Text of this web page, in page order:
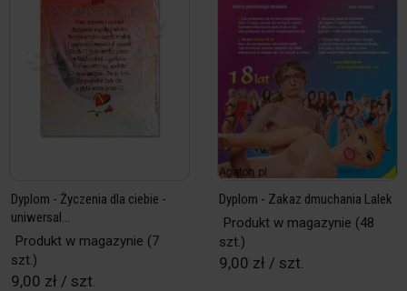
Dyplom - Życzenia dla ciebie -
uniwersal...
Produkt w magazynie (7
szt.)
9,00 zł / szt.
Dyplom - Zakaz dmuchania Lalek
Produkt w magazynie (48
szt.)
9,00 zł / szt.